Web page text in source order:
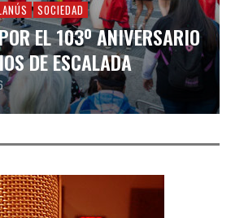
SOCIEDAD
EL 103º ANIVERSARIO
DE ESCALADA